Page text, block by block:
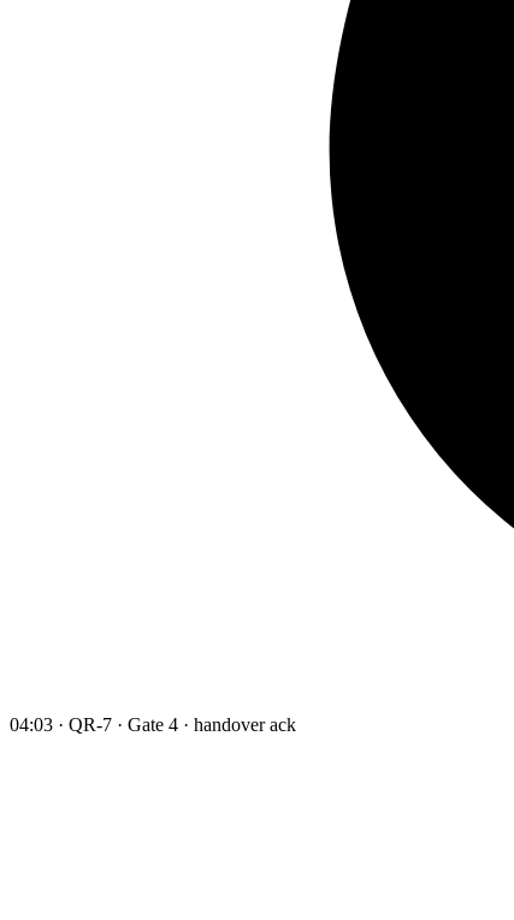
04:03 · QR-7 · Gate 4 · handover ack